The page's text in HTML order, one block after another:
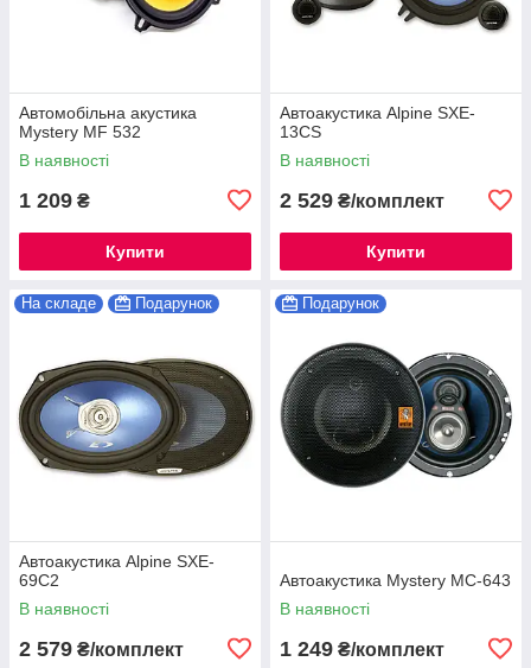
Автомобільна акустика
Mystery MF 532
В наявності
1 209 ₴
Купити
Автоакустика Alpine SXE-
13CS
В наявності
2 529 ₴/комплект
Купити
На складе Подарунок
Автоакустика Alpine SXE-
69C2
В наявності
2 579 ₴/комплект
Подарунок
Автоакустика Mystery MC-643
В наявності
1 249 ₴/комплект